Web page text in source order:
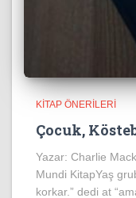
KITAP ÖNERILERI
Çocuk,
Yazar: Charlie
Mundi KitapYaş
korkar.” dedi at